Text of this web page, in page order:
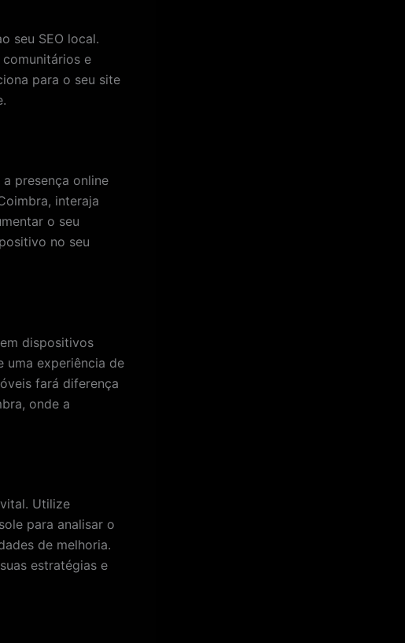
seu SEO local.
e
para o seu site
presença online
interaja
o seu
no seu
dispositivos
uma experiência de
fará diferença
onde a
Utilize
para analisar o
de melhoria.
estratégias e